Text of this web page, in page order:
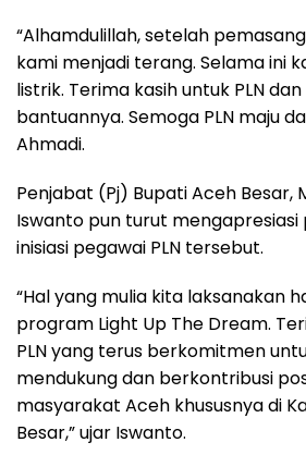
“Alhamdulillah, setelah
kami menjadi terang. Selama ini
listrik. Terima kasih untuk PLN
bantuannya. Semoga PLN maju
Ahmadi.
Penjabat (Pj) Bupati Aceh Besar,
Iswanto pun turut
inisiasi pegawai PLN tersebut.
“Hal yang mulia kita laksanakan
program Light Up The Dream.
PLN yang terus berkomitmen
mendukung dan berkontribusi
masyarakat Aceh khususnya di
Besar,” ujar Iswanto.